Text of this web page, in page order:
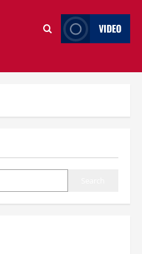
VIDEO